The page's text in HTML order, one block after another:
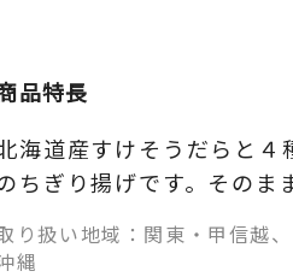
品特長
海道産すけそうだらと４
ちぎり揚げです。そのま
り扱い地域：関東・甲信越
縄